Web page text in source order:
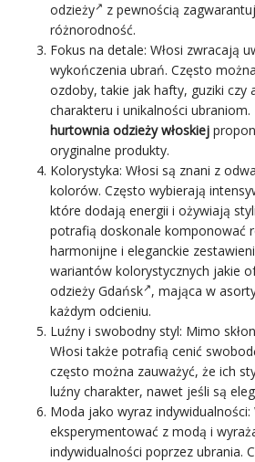
odzieży
z pewnością
różnorodność.
Fokus na detale: Włosi zwracają
wykończenia ubrań. Często
ozdoby, takie jak hafty, guziki czy
charakteru i unikalności
hurtownia odzieży włoskiej
oryginalne produkty.
Kolorystyka: Włosi są znani z
kolorów. Często wybierają
które dodają energii i ożywiają
potrafią doskonale komponować
harmonijne i eleganckie
wariantów kolorystycznych jakie
odzieży Gdańsk , mająca w
każdym odcieniu.
Luźny i swobodny styl: Mimo
Włosi także potrafią cenić
często można zauważyć, że ich
luźny charakter, nawet jeśli są
Moda jako wyraz indywidualności:
eksperymentować z modą i
indywidualności poprzez ubrania.